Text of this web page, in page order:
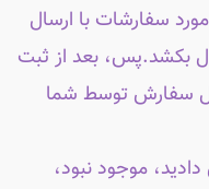
سفارشات با ارسال
بکشد.پس، بعد از ثبت
سفارش توسط شما
موجود نبود،